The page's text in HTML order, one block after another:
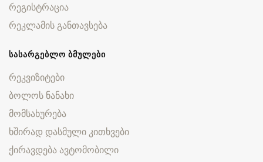
რეგისტრაცია
რეკლამის განთავსება
ᲡᲐᲡᲐᲠᲒᲔᲑᲚᲝ ᲑᲛᲣᲚᲔᲑᲘ
რეკვიზიტები
ბოლოს ნანახი
მომსახურება
ხშირად დასმული კითხვები
ქირავდება ავტომობილი